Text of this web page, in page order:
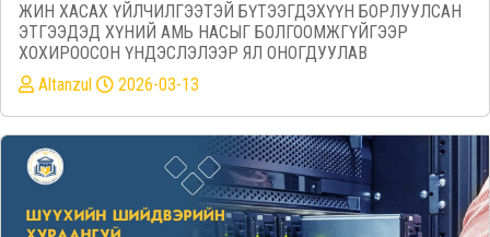
ЖИН ХАСАХ ҮЙЛЧИЛГЭЭТЭЙ БҮТЭЭГДЭХҮҮН БОРЛУУЛСАН
ЭТГЭЭДЭД ХҮНИЙ АМЬ НАСЫГ БОЛГООМЖГҮЙГЭЭР
ХОХИРООСОН ҮНДЭСЛЭЛЭЭР ЯЛ ОНОГДУУЛАВ
Altanzul
2026-03-13